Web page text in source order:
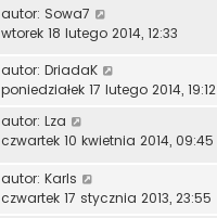
autor: Sowa7
wtorek 18 lutego 2014, 12:33
autor: DriadaK
poniedziałek 17 lutego 2014, 19:12
autor: Lza
czwartek 10 kwietnia 2014, 09:45
autor: Karls
czwartek 17 stycznia 2013, 23:55